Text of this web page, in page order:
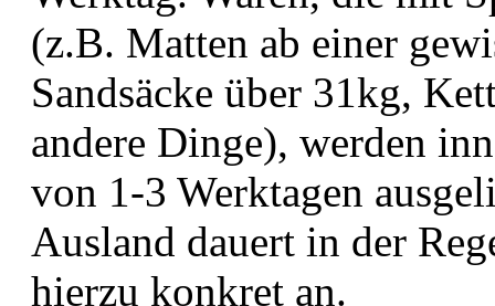
(z.B. Matten ab einer
Sandsäcke über 31kg,
andere Dinge), werden
von 1-3 Werktagen
Ausland dauert in der
hierzu konkret an.